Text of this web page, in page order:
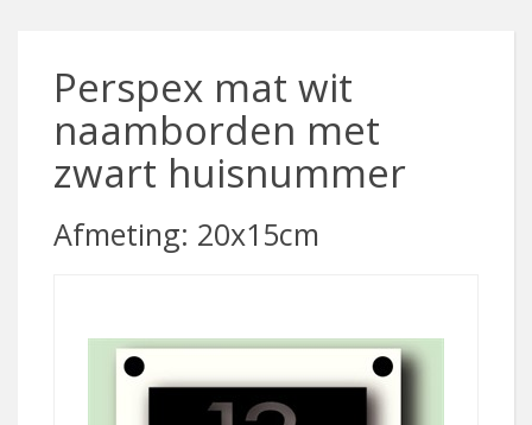
Perspex mat wit
naamborden met
zwart huisnummer
Afmeting: 20x15cm